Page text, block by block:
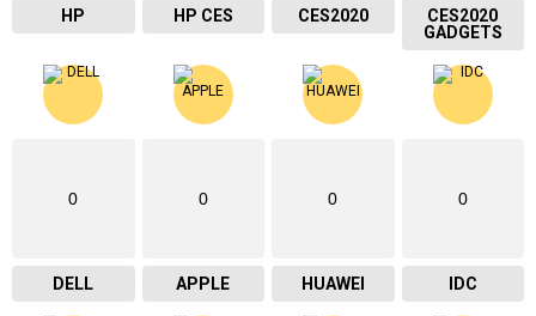
HP HP CES CES2020
CES2020
GADGETS
0
DELL
0
APPLE
0
HUAWEI
0
IDC